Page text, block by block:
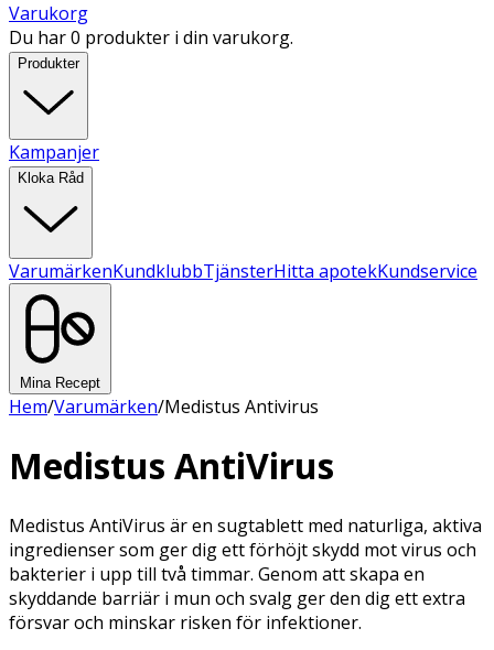
Varukorg
Du har 0 produkter i din varukorg.
Produkter
Kampanjer
Kloka Råd
VarumärkenKundklubbTjänsterHitta apotekKundservice
Mina Recept
Hem/Varumärken/Medistus Antivirus
Medistus AntiVirus
Medistus AntiVirus är en sugtablett med naturliga, aktiva
ingredienser som ger dig ett förhöjt skydd mot virus och
bakterier i upp till två timmar. Genom att skapa en
skyddande barriär i mun och svalg ger den dig ett extra
försvar och minskar risken för infektioner.